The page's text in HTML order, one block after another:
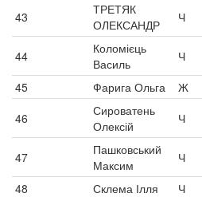
43
ТРЕТЯК
ОЛЕКСАНДР
Ч
44
Коломієць
Василь
Ч
45
Фарига Ольга Ж
46
Сироватень
Олексій
Ч
47
Пашковський
Максим
Ч
48
Склема Ілля Ч